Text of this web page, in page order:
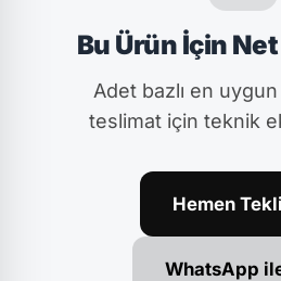
Bu Ürün İçin
Adet bazlı en uygun
teslimat için teknik
Hemen
WhatsApp